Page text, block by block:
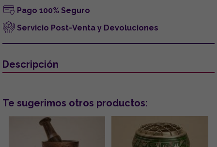
Pago 100% Seguro
Servicio Post-Venta y Devoluciones
Descripción
Te sugerimos otros productos: